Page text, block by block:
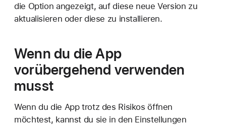
die Option angezeigt, auf diese neue Version zu
aktualisieren oder diese zu installieren.
Wenn du die App
vorübergehend verwenden
musst
Wenn du die App trotz des Risikos öffnen
möchtest, kannst du sie in den Einstellungen